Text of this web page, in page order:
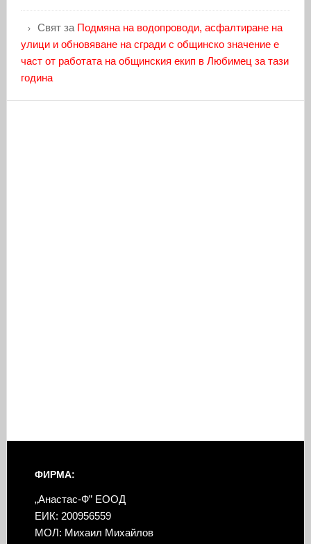
Святза Подмяна на водопроводи, асфалтиране на
улици и обновяване на сгради с общинско значение е
част от работата на общинския екип в Любимец за тази
година
ФИРМА:
„Анастас-Ф” ЕООД
ЕИК: 200956559
МОЛ: Михаил Михайлов